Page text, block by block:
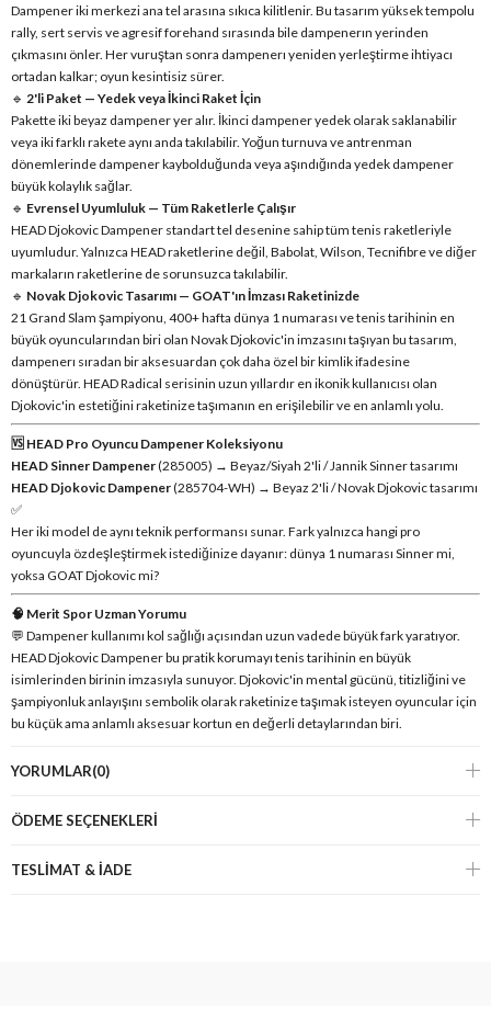
Dampener iki merkezi ana tel arasına sıkıca kilitlenir. Bu tasarım yüksek tempolu
rally, sert servis ve agresif forehand sırasında bile dampenerın yerinden
çıkmasını önler. Her vuruştan sonra dampenerı yeniden yerleştirme ihtiyacı
ortadan kalkar; oyun kesintisiz sürer.
🔹 2'li Paket — Yedek veya İkinci Raket İçin
Pakette iki beyaz dampener yer alır. İkinci dampener yedek olarak saklanabilir
veya iki farklı rakete aynı anda takılabilir. Yoğun turnuva ve antrenman
dönemlerinde dampener kaybolduğunda veya aşındığında yedek dampener
büyük kolaylık sağlar.
🔹 Evrensel Uyumluluk — Tüm Raketlerle Çalışır
HEAD Djokovic Dampener standart tel desenine sahip tüm tenis raketleriyle
uyumludur. Yalnızca HEAD raketlerine değil, Babolat, Wilson, Tecnifibre ve diğer
markaların raketlerine de sorunsuzca takılabilir.
🔹 Novak Djokovic Tasarımı — GOAT'ın İmzası Raketinizde
21 Grand Slam şampiyonu, 400+ hafta dünya 1 numarası ve tenis tarihinin en
büyük oyuncularından biri olan Novak Djokovic'in imzasını taşıyan bu tasarım,
dampenerı sıradan bir aksesuardan çok daha özel bir kimlik ifadesine
dönüştürür. HEAD Radical serisinin uzun yıllardır en ikonik kullanıcısı olan
Djokovic'in estetiğini raketinize taşımanın en erişilebilir ve en anlamlı yolu.
🆚 HEAD Pro Oyuncu Dampener Koleksiyonu
HEAD Sinner Dampener(285005) → Beyaz/Siyah 2'li / Jannik Sinner tasarımı
HEAD Djokovic Dampener(285704-WH) → Beyaz 2'li / Novak Djokovic tasarımı
✅
Her iki model de aynı teknik performansı sunar. Fark yalnızca hangi pro
oyuncuyla özdeşleştirmek istediğinize dayanır: dünya 1 numarası Sinner mi,
yoksa GOAT Djokovic mi?
🧠 Merit Spor Uzman Yorumu
💬 Dampener kullanımı kol sağlığı açısından uzun vadede büyük fark yaratıyor.
HEAD Djokovic Dampener bu pratik korumayı tenis tarihinin en büyük
isimlerinden birinin imzasıyla sunuyor. Djokovic'in mental gücünü, titizliğini ve
şampiyonluk anlayışını sembolik olarak raketinize taşımak isteyen oyuncular için
bu küçük ama anlamlı aksesuar kortun en değerli detaylarından biri.
YORUMLAR(0)
ÖDEME SEÇENEKLERI
TESLİMAT & İADE